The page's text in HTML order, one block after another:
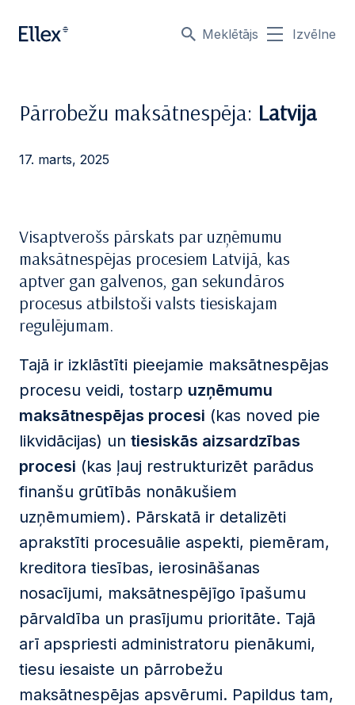
Meklētājs Izvēlne
Pārrobežu maksātnespēja: Latvija
17. marts, 2025
Visaptverošs pārskats par uzņēmumu
maksātnespējas procesiem Latvijā, kas
aptver gan galvenos, gan sekundāros
procesus atbilstoši valsts tiesiskajam
regulējumam.
Tajā ir izklāstīti pieejamie maksātnespējas
procesu veidi, tostarp uzņēmumu
maksātnespējas procesi (kas noved pie
likvidācijas) un tiesiskās aizsardzības
procesi (kas ļauj restrukturizēt parādus
finanšu grūtībās nonākušiem
uzņēmumiem). Pārskatā ir detalizēti
aprakstīti procesuālie aspekti, piemēram,
kreditora tiesības, ierosināšanas
nosacījumi, maksātnespējīgo īpašumu
pārvaldība un prasījumu prioritāte. Tajā
arī apspriesti administratoru pienākumi,
tiesu iesaiste un pārrobežu
maksātnespējas apsvērumi. Papildus tam,